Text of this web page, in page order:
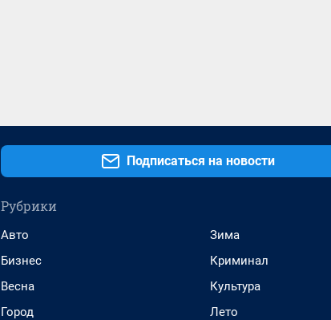
Подписаться на новости
Рубрики
Авто
Бизнес
Весна
Город
Зима
Криминал
Культура
Лето